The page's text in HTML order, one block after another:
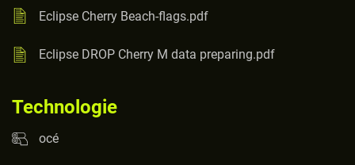
Eclipse Cherry Beach-flags.pdf
Eclipse DROP Cherry M data preparing.pdf
Technologie
océ